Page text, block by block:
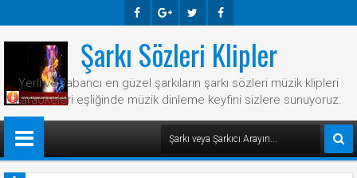
Ook E-
Plus
R Ook
Şarkı Sözleri Klipler
Yerli ve yabancı en güzel şarkıların şarkı sözleri müzik klipleri
karaokeleri eşliğinde müzik dinleme keyfini sizlere sunuyoruz.